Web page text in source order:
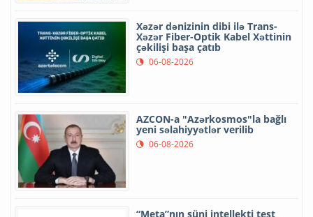
Xəzər dənizinin dibi ilə Trans-
Xəzər Fiber-Optik Kabel Xəttinin
çəkilişi başa çatıb
06-08-2026
AZCON-a "Azərkosmos"la bağlı
yeni səlahiyyətlər verilib
06-08-2026
“Meta”nın süni intellekti test